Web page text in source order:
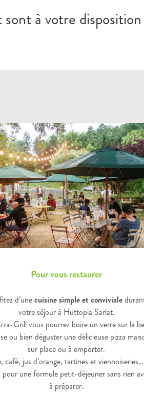
à votre
Pour vous restaurer
d’unecuisine simple et conviviale
votre séjour à Huttopia Sarlat.
Grill vous pourrez boire un verre sur la
ou bien déguster une délicieuse pizza
sur place ou à emporter.
café, jus d’orange, tartines et viennoiseries…
une formule petit-déjeuner sans rien
à préparer.